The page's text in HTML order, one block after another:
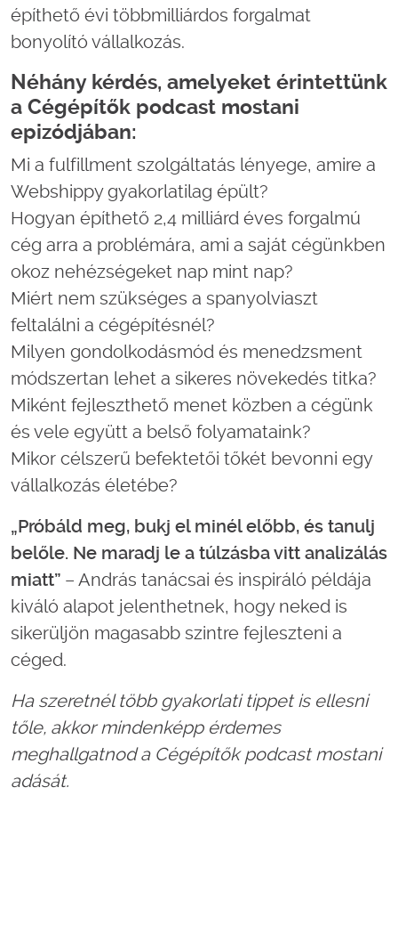
építhető évi többmilliárdos forgalmat
bonyolító vállalkozás.
Néhány kérdés, amelyeket érintettünk
a Cégépítők podcast mostani
epizódjában:
Mi a fulfillment szolgáltatás lényege, amire a
Webshippy gyakorlatilag épült?
Hogyan építhető 2,4 milliárd éves forgalmú
cég arra a problémára, ami a saját cégünkben
okoz nehézségeket nap mint nap?
Miért nem szükséges a spanyolviaszt
feltalálni a cégépítésnél?
Milyen gondolkodásmód és menedzsment
módszertan lehet a sikeres növekedés titka?
Miként fejleszthető menet közben a cégünk
és vele együtt a belső folyamataink?
Mikor célszerű befektetői tőkét bevonni egy
vállalkozás életébe?
„Próbáld meg, bukj el minél előbb, és tanulj
belőle. Ne maradj le a túlzásba vitt analizálás
miatt” – András tanácsai és inspiráló példája
kiváló alapot jelenthetnek, hogy neked is
sikerüljön magasabb szintre fejleszteni a
céged.
Ha szeretnél több gyakorlati tippet is ellesni
tőle, akkor mindenképp érdemes
meghallgatnod a Cégépítők podcast mostani
adását.